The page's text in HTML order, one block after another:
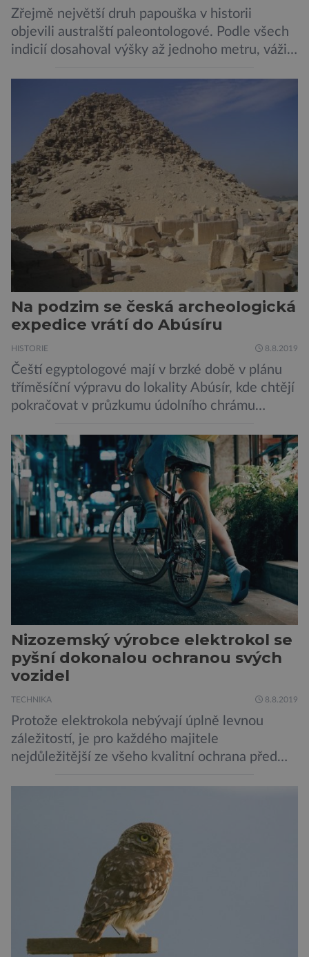
Zřejmě největší druh papouška v historii
objevili australští paleontologové. Podle všech
indicií dosahoval výšky až jednoho metru, vážil
pojmenování Heracles inexpectatus a doba
jeho života je datována přibližně před 19
miliony lety. „Nový Zéland je dobře známý
svými velkými nelétavými ptáky. Dominantní
[…]
Na podzim se česká archeologická
expedice vrátí do Abúsíru
HISTORIE 8.8.2019
Čeští egyptologové mají v brzké době v plánu
tříměsíční výpravu do lokality Abúsír, kde chtějí
pokračovat v průzkumu údolního chrámu
Ceje. Lucie Jirásková z Českého
egyptologického ústavu FF UK řekla, že je
v plánu také zpracování vykopaných předmětů.
„V průběhu výzkumů není moc času na
zpracování nálezů. Necháváme si na to tedy
měsíc, kdy […]
Nizozemský výrobce elektrokol se
pyšní dokonalou ochranou svých
vozidel
TECHNIKA 8.8.2019
Protože elektrokola nebývají úplně levnou
záležitostí, je pro každého majitele
nejdůležitější ze všeho kvalitní ochrana před
Skutečně nepřehání? Pokud se podrobněji
podíváme na ochranu jejich elektrokol
Electrified S2 a X2, pak je […]